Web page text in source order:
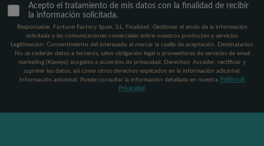
Acepto el tratamiento de mis datos con la finalidad de recibir
la información solicitada.
Responsable: Fortune Factory Spain, S.L. Finalidad: Gestionar el envío de la información
solicitada y las comunicaciones comerciales sobre nuestros productos y servicios.
Legitimación: Consentimiento del interesado al marcar la casilla de aceptación. Destinatarios:
No se cederán datos a terceros, salvo obligación legal o proveedores de servicios de email
marketing (Klaviyo) acogidos a acuerdos de privacidad. Derechos: Acceder, rectificar y
suprimir los datos, así como otros derechos explicados en la información adicional.
Información adicional: Puede consultar la información detallada en nuestra Política de
Privacidad